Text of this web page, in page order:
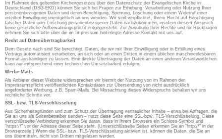
Im Rahmen des geltenden Kirchengesetzes über den Datenschutz der Evangelischen Kirche in
Deutschland (DSG-EKD) können Sie sich bei Fragen zur Erhebung, Verarbeitung oder Nutzung Ihrer
personenbezogenen Daten und deren Berichtigung, Sperrung, Löschung oder einem Widerruf einer
erteilten Einwilligung unentgeltlich an uns wenden. Wir sind verpflichtet, Ihrem Recht auf Berichtigung
falscher Daten oder Löschung personenbezogener Daten nachzukommen, insofern diesem Anspruch
keine gesetzliche Aufbewahrungspflicht entgegensteht. Zur Ausübung Ihrer Rechte und für Rückfragen
nehmen Sie sich bitte über die im Impressum hinterlegte Adresse Kontakt mit uns auf.
Recht auf Datenübertragbarkeit
Dem Gesetz nach sind Sie berechtigt, Daten, die wir mit Ihrer Einwilligung oder in Erfüllung eines
Vertrags automatisiert verarbeiten, an sich oder an einen Dritten in einem üblichen maschinenlesbaren
Format aushändigen zu lassen. Eine direkte Übertragung der Daten an einen anderen Verantwortlichen
kann nur entsprechend einer technischen Umsetzbarkeit erfolgen.
Werbe-Mails
Als Anbieter dieser Website widersprechen wir hiermit der Nutzung von im Rahmen der
Impressumspflicht veröffentlichten Kontaktdaten zur Übersendung von nicht ausdrücklich
angeforderter Werbung, z.B. Spam-Mails. Bei Missachtung dieses Widerspruchs behalten wir uns
rechtliche Schritte vor.
SSL- bzw. TLS-Verschlüsselung
Aus Sicherheitsgründen und zum Schutz der Übertragung vertraulicher Inhalte – etwa bei Anfragen, die
Sie an uns als Seitenbetreiber senden – nutzt diese Seite eine SSL-bzw. TLS-Verschlüsselung. Diese
verschlüsselte Verbindung erkennen Sie daran, dass in Ihrem Browsers ein Schloss-Symbol und
“https://” vor der Adresse dieser Seite steht. (Unverschlüsselte Seiten erkennen Sie an “http://” in der
Browserzeile.) Wenn die SSL- bzw. TLS-Verschlüsselung aktiviert ist, können die Daten, die Sie an
uns übermitteln, nicht von Dritten mitgelesen werden.